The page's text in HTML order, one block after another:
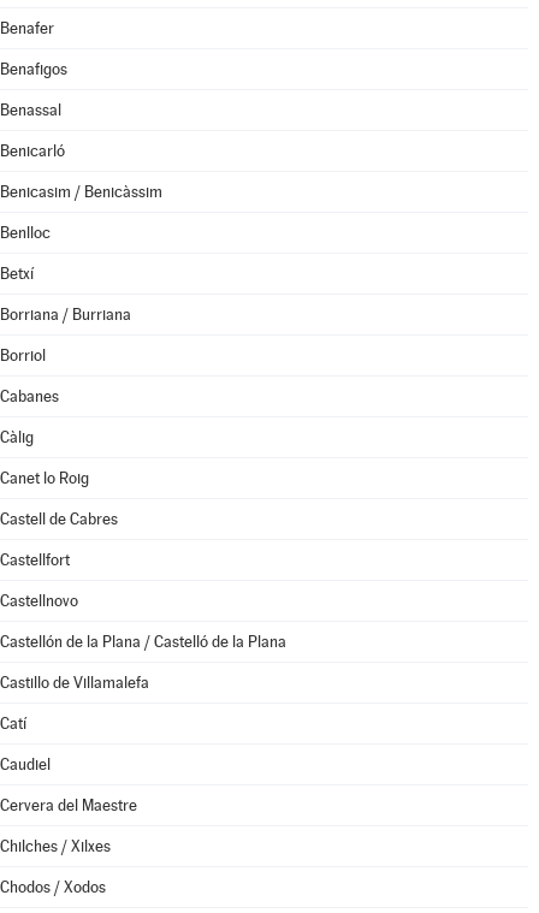
Benafer
Benafigos
Benassal
Benicarló
Benicasim / Benicàssim
Benlloc
Betxí
Borriana / Burriana
Borriol
Cabanes
Càlig
Canet lo Roig
Castell de Cabres
Castellfort
Castellnovo
Castellón de la Plana / Castelló de la Plana
Castillo de Villamalefa
Catí
Caudiel
Cervera del Maestre
Chilches / Xilxes
Chodos / Xodos